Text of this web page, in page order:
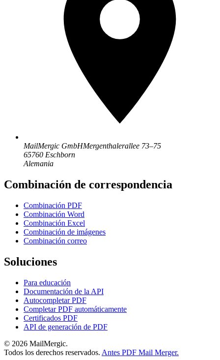
MailMergic GmbHMergenthalerallee 73–75
65760 Eschborn
Alemania
Combinación de correspondencia
Combinación PDF
Combinación Word
Combinación Excel
Combinación de imágenes
Combinación correo
Soluciones
Para educación
Documentación de la API
Autocompletar PDF
Completar PDF automáticamente
Certificados PDF
API de generación de PDF
© 2026 MailMergic.
Todos los derechos reservados. Antes PDF Mail Merger.